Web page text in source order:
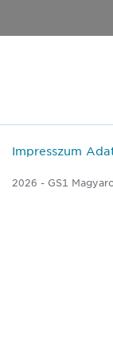
Impresszum
2026 - GS1